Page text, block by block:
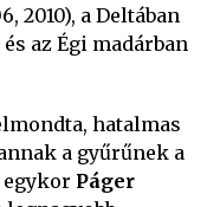
2010), a Deltában
az Égi madárban
hatalmas
a gyűrűnek a
egykor Páger